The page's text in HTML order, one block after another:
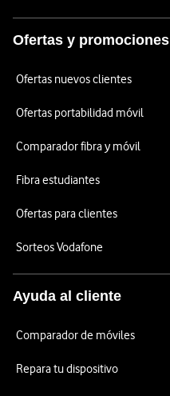
Ofertas y promociones
Ofertas nuevos clientes
Ofertas portabilidad móvil
Comparador fibra y móvil
Fibra estudiantes
Ofertas para clientes
Sorteos Vodafone
Ayuda al cliente
Comparador de móviles
Repara tu dispositivo